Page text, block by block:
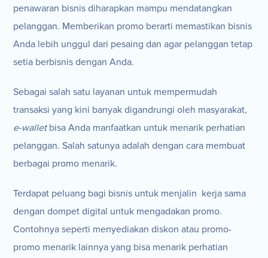
penawaran bisnis diharapkan mampu mendatangkan
pelanggan. Memberikan promo berarti memastikan bisnis
Anda lebih unggul dari pesaing dan agar pelanggan tetap
setia berbisnis dengan Anda.
Sebagai salah satu layanan untuk mempermudah
transaksi yang kini banyak digandrungi oleh masyarakat,
e-wallet bisa Anda manfaatkan untuk menarik perhatian
pelanggan. Salah satunya adalah dengan cara membuat
berbagai promo menarik.
Terdapat peluang bagi bisnis untuk menjalin kerja sama
dengan dompet digital untuk mengadakan promo.
Contohnya seperti menyediakan diskon atau promo-
promo menarik lainnya yang bisa menarik perhatian